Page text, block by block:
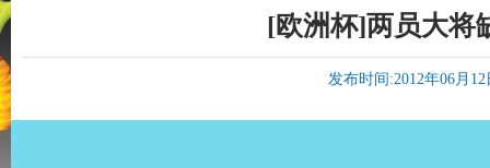
[欧洲杯]两员大将
发布时间:2012年06月